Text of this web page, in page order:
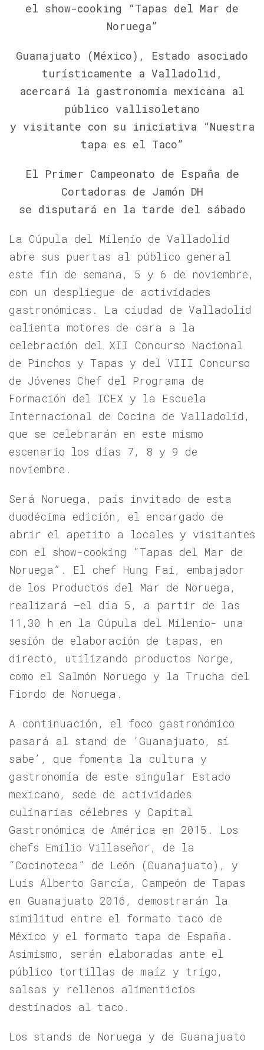
el show-cooking “Tapas del Mar de
Noruega”
Guanajuato (México), Estado asociado
turísticamente a Valladolid,
acercará la gastronomía mexicana al
público vallisoletano
y visitante con su iniciativa “Nuestra
tapa es el Taco”
El Primer Campeonato de España de
Cortadoras de Jamón DH
se disputará en la tarde del sábado
La Cúpula del Milenio de Valladolid
abre sus puertas al público general
este fin de semana, 5 y 6 de noviembre,
con un despliegue de actividades
gastronómicas. La ciudad de Valladolid
calienta motores de cara a la
celebración del XII Concurso Nacional
de Pinchos y Tapas y del VIII Concurso
de Jóvenes Chef del Programa de
Formación del ICEX y la Escuela
Internacional de Cocina de Valladolid,
que se celebrarán en este mismo
escenario los días 7, 8 y 9 de
noviembre.
Será Noruega, país invitado de esta
duodécima edición, el encargado de
abrir el apetito a locales y visitantes
con el show-cooking “Tapas del Mar de
Noruega”. El chef Hung Fai, embajador
de los Productos del Mar de Noruega,
realizará –el día 5, a partir de las
11,30 h en la Cúpula del Milenio- una
sesión de elaboración de tapas, en
directo, utilizando productos Norge,
como el Salmón Noruego y la Trucha del
Fiordo de Noruega.
A continuación, el foco gastronómico
pasará al stand de ‘Guanajuato, sí
sabe’, que fomenta la cultura y
gastronomía de este singular Estado
mexicano, sede de actividades
culinarias célebres y Capital
Gastronómica de América en 2015. Los
chefs Emilio Villaseñor, de la
“Cocinoteca” de León (Guanajuato), y
Luis Alberto García, Campeón de Tapas
en Guanajuato 2016, demostrarán la
similitud entre el formato taco de
México y el formato tapa de España.
Asimismo, serán elaboradas ante el
público tortillas de maíz y trigo,
salsas y rellenos alimenticios
destinados al taco.
Los stands de Noruega y de Guanajuato